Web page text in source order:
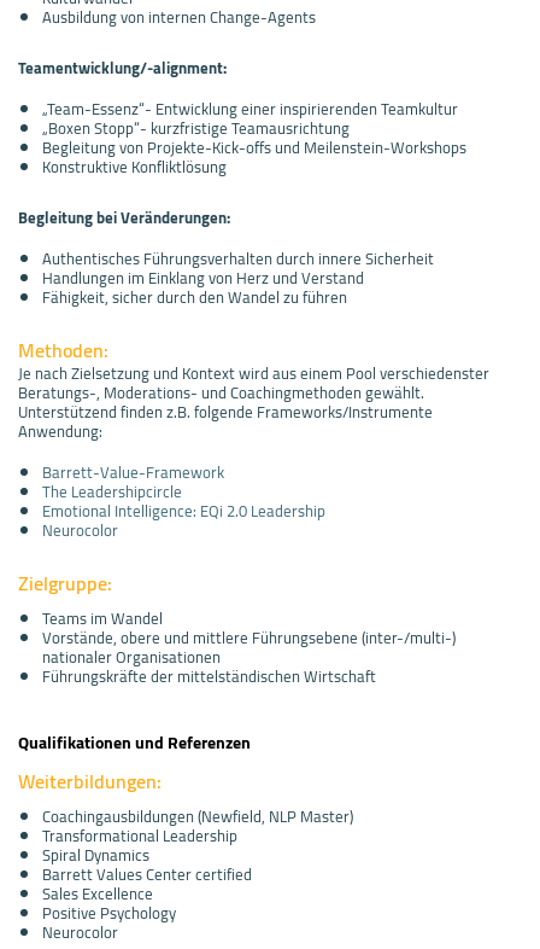
Ausbildung von internen Change-Agents
Teamentwicklung/-alignment:
„Team-Essenz“- Entwicklung einer inspirierenden Teamkultur
„Boxen Stopp“- kurzfristige Teamausrichtung
Begleitung von Projekte-Kick-offs und Meilenstein-Workshops
Konstruktive Konfliktlösung
Begleitung bei Veränderungen:
Authentisches Führungsverhalten durch innere Sicherheit
Handlungen im Einklang von Herz und Verstand
Fähigkeit, sicher durch den Wandel zu führen
Methoden:
Je nach Zielsetzung und Kontext wird aus einem Pool verschiedenster
Beratungs-, Moderations- und Coachingmethoden gewählt.
Unterstützend finden z.B. folgende Frameworks/Instrumente
Anwendung:
Barrett-Value-Framework
The Leadershipcircle
Emotional Intelligence: EQi 2.0 Leadership
Neurocolor
Zielgruppe:
Teams im Wandel
Vorstände, obere und mittlere Führungsebene (inter-/multi-)
nationaler Organisationen
Führungskräfte der mittelständischen Wirtschaft
Qualifikationen und Referenzen
Weiterbildungen:
Coachingausbildungen (Newfield, NLP Master)
Transformational Leadership
Spiral Dynamics
Barrett Values Center certified
Sales Excellence
Positive Psychology
Neurocolor